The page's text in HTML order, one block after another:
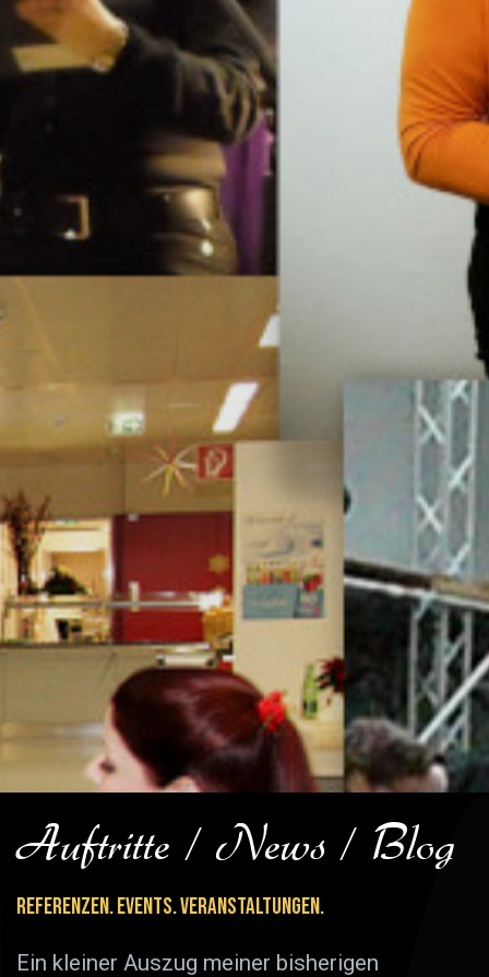
Auftritte / News / Blog
Referenzen. Events. Veranstaltungen.
Ein kleiner Auszug meiner bisherigen